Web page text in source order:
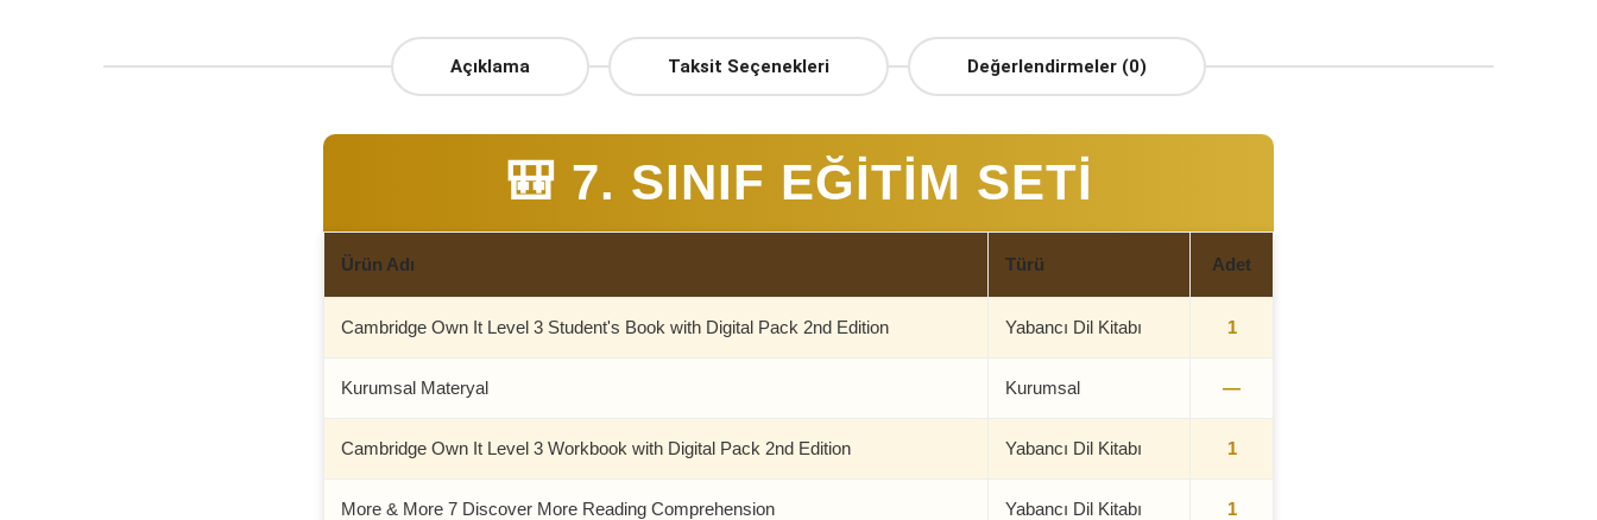
Açıklama Taksit Seçenekleri Değerlendirmeler (0)
🎒 7. SINIF EĞİTİM SETİ
Ürün Adı Türü Adet
Cambridge Own It Level 3 Student's Book with Digital Pack 2nd Edition Yabancı Dil Kitabı 1
Kurumsal Materyal Kurumsal —
Cambridge Own It Level 3 Workbook with Digital Pack 2nd Edition Yabancı Dil Kitabı 1
More & More 7 Discover More Reading Comprehension Yabancı Dil Kitabı 1